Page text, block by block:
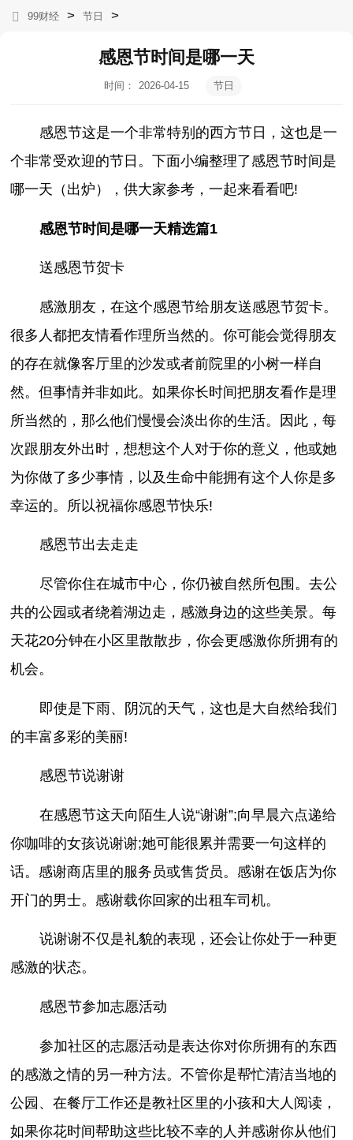
99财经 > 节日 >
感恩节时间是哪一天
时间：
2026-04-15
节日
感恩节这是一个非常特别的西方节日，这也是一
个非常受欢迎的节日。下面小编整理了感恩节时间是
哪一天（出炉），供大家参考，一起来看看吧!
感恩节时间是哪一天精选篇1
送感恩节贺卡
感激朋友，在这个感恩节给朋友送感恩节贺卡。
很多人都把友情看作理所当然的。你可能会觉得朋友
的存在就像客厅里的沙发或者前院里的小树一样自
然。但事情并非如此。如果你长时间把朋友看作是理
所当然的，那么他们慢慢会淡出你的生活。因此，每
次跟朋友外出时，想想这个人对于你的意义，他或她
为你做了多少事情，以及生命中能拥有这个人你是多
幸运的。所以祝福你感恩节快乐!
感恩节出去走走
尽管你住在城市中心，你仍被自然所包围。去公
共的公园或者绕着湖边走，感激身边的这些美景。每
天花20分钟在小区里散散步，你会更感激你所拥有的
机会。
即使是下雨、阴沉的天气，这也是大自然给我们
的丰富多彩的美丽!
感恩节说谢谢
在感恩节这天向陌生人说“谢谢”;向早晨六点递给
你咖啡的女孩说谢谢;她可能很累并需要一句这样的
话。感谢商店里的服务员或售货员。感谢在饭店为你
开门的男士。感谢载你回家的出租车司机。
说谢谢不仅是礼貌的表现，还会让你处于一种更
感激的状态。
感恩节参加志愿活动
参加社区的志愿活动是表达你对你所拥有的东西
的感激之情的另一种方法。不管你是帮忙清洁当地的
公园、在餐厅工作还是教社区里的小孩和大人阅读，
如果你花时间帮助这些比较不幸的人并感谢你从他们